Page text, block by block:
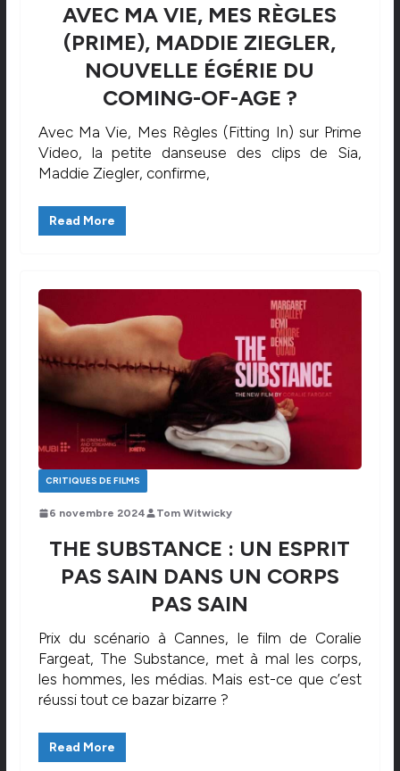
AVEC MA VIE, MES RÈGLES
(PRIME), MADDIE ZIEGLER,
NOUVELLE ÉGÉRIE DU
COMING-OF-AGE ?
Avec Ma Vie, Mes Règles (Fitting In) sur Prime
Video, la petite danseuse des clips de Sia,
Maddie Ziegler, confirme,
Read More
CRITIQUES DE FILMS
6 novembre 2024 Tom Witwicky
THE SUBSTANCE : UN ESPRIT
PAS SAIN DANS UN CORPS
PAS SAIN
Prix du scénario à Cannes, le film de Coralie
Fargeat, The Substance, met à mal les corps,
les hommes, les médias. Mais est-ce que c’est
réussi tout ce bazar bizarre ?
Read More